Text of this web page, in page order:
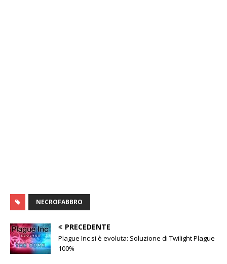
NECROFABBRO
PRECEDENTE
Plague Inc si è evoluta: Soluzione di Twilight Plague
100%